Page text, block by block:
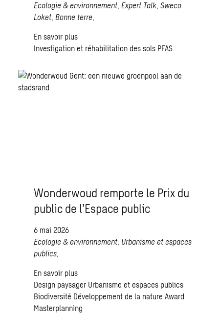
Ecologie & environnement, Expert Talk,Sweco
Loket, Bonne terre,
En savoir plus
Investigation et réhabilitation des sols PFAS
Wonderwoud remporte le Prix du
public de l’Espace public
6 mai 2026
Ecologie & environnement, Urbanisme et espaces
publics,
En savoir plus
Design paysager Urbanisme et espaces publics
Biodiversité Développement de la natureAward
Masterplanning